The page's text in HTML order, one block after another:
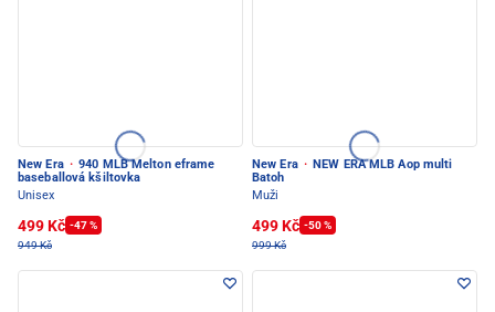
New Era · 940 MLB Melton eframe
baseballová kšiltovka
Unisex
499 Kč -47 %
949 Kč
New Era · NEW ERA MLB Aop multi
Batoh
Muži
499 Kč -50 %
999 Kč